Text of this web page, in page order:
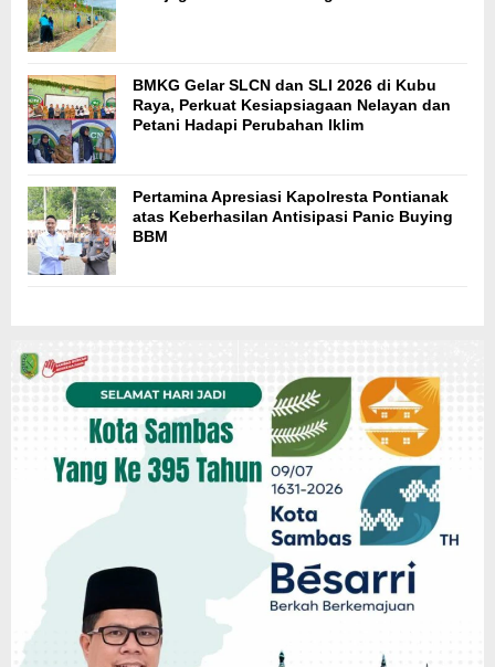
BMKG Gelar SLCN dan SLI 2026 di Kubu
Raya, Perkuat Kesiapsiagaan Nelayan dan
Petani Hadapi Perubahan Iklim
Pertamina Apresiasi Kapolresta Pontianak
atas Keberhasilan Antisipasi Panic Buying
BBM